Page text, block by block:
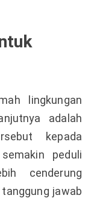
lingkungan
adalah
kepada
peduli
cenderung
jawab